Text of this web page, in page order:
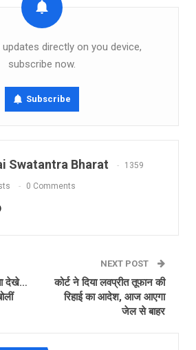
directly on you device,
subscribe now.
Subscribe
Swatantra Bharat 1359
0 Comments
देखे…
NEXT POST
कोर्ट ने दिया लवप्रीत तूफान की
रिहाई का आदेश, आज आएगा
जेल से बाहर